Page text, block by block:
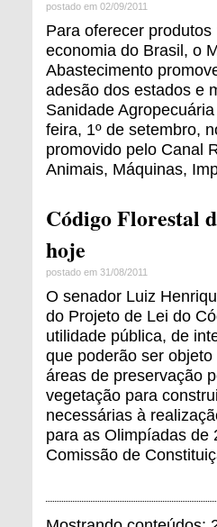
postado em 02/09/2011
Para oferecer
economia do Brasil, o
Abastecimento
adesão dos estados e
Sanidade
feira, 1º de setembro,
promovido pelo Canal
Animais, Máquinas,
Código Florestal
hoje
postado em 31/08/2011
O senador Luiz
do Projeto de Lei do
utilidade pública, de
que poderão ser
áreas de preservação
vegetação para
necessárias à
para as Olimpíadas de
Comissão de